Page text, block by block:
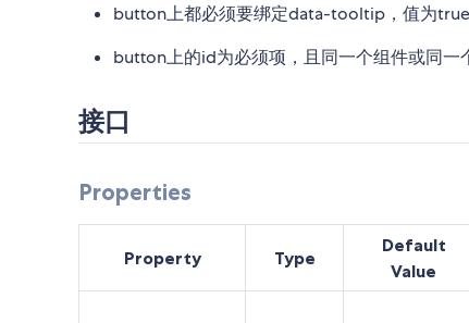
button上都必须要绑定data-tooltip，值为
button上的id为必须项，且同一个组件或同一
接口
Properties
Property Type
Default
Value